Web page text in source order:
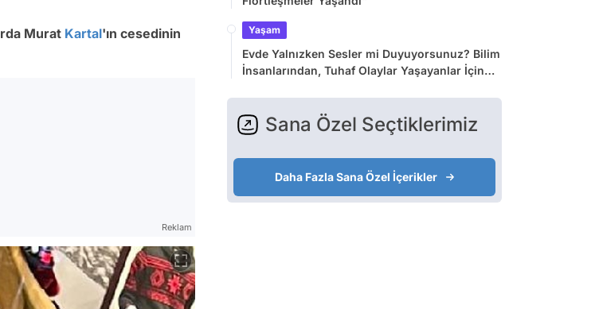
Murat Kartal'ın cesedinin
Reklam
Yaşam
Evde Yalnızken Sesler mi Duyuyorsunuz? Bilim
İnsanlarından, Tuhaf Olaylar Yaşayanlar İçin
Sana Özel Seçtiklerimiz
Daha Fazla Sana Özel İçerikler